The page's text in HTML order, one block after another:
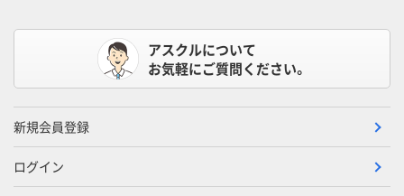
アスクルについて
お気軽にご質問ください。
新規会員登録
ログイン